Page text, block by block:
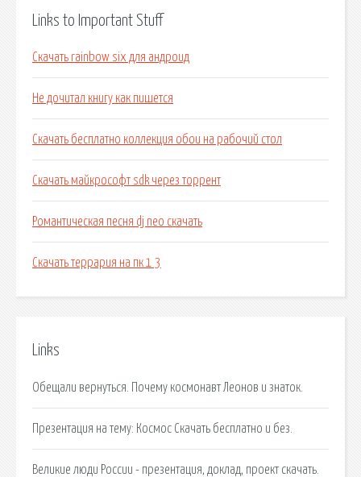
Links to Important Stuff
Скачать rainbow six для андроид
Не дочитал книгу как пишется
Скачать бесплатно коллекция обои на рабочий стол
Скачать майкрософт sdk через торрент
Романтическая песня dj neo скачать
Скачать террария на пк 1 3
Links
Обещали вернуться. Почему космонавт Леонов и знаток.
Презентация на тему: Космос Скачать бесплатно и без.
Великие люди России - презентация, доклад, проект скачать.